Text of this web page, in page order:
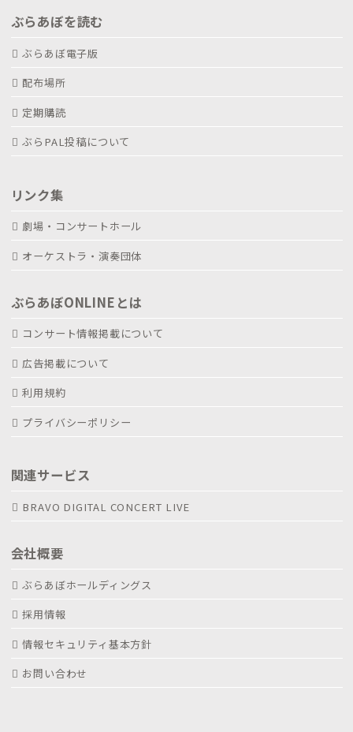
ぶらあぼを読む
ぶらあぼ電子版
配布場所
定期購読
ぶらPAL投稿について
リンク集
劇場・コンサートホール
オーケストラ・演奏団体
ぶらあぼONLINEとは
コンサート情報掲載について
広告掲載について
利用規約
プライバシーポリシー
関連サービス
BRAVO DIGITAL CONCERT LIVE
会社概要
ぶらあぼホールディングス
採用情報
情報セキュリティ基本方針
お問い合わせ